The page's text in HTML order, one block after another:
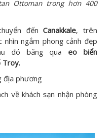
Ottoman trong hơn 400
đếnCanakkale, trên
ngắm phong cảnh đẹp
đó băng quaeo biển
Troy.
địa phương
về khách sạn nhận phòng